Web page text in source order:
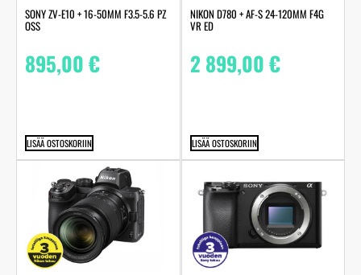
SONY ZV-E10 + 16-50MM F3.5-5.6 PZ
OSS
895,00€
LISÄÄ OSTOSKORIIN
NIKON D780 + AF-S 24-120MM F4G
VR ED
2 899,00€
LISÄÄ OSTOSKORIIN